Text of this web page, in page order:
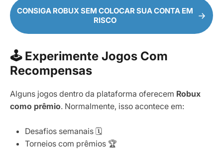
CONSIGA ROBUX SEM COLOCAR SUA CONTA EM
RISCO
🕹️ Experimente Jogos Com
Recompensas
Alguns jogos dentro da plataforma oferecem Robux
como prêmio. Normalmente, isso acontece em:
Desafios semanais 🗓️
Torneios com prêmios 🏆